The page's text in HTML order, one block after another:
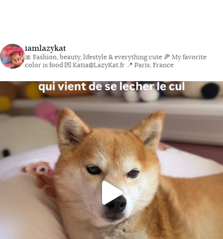
iamlazykat
🎀 Fashion, beauty, lifestyle & everything cute 🍕 My favorite
color is food💌 Katia@LazyKat.fr 📍 Paris, France